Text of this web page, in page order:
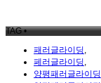
TAG •
패러글라이딩,
페러글라이딩,
양평패러글라이딩